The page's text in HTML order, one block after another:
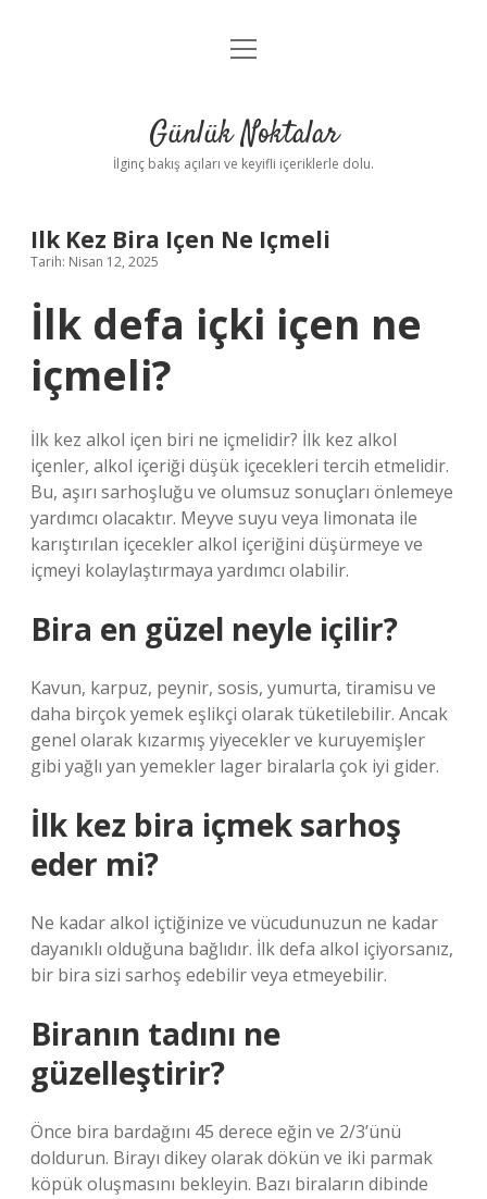
Anasayfa
Yasal Uyarı
menüyü
Günlük Noktalar
İlginç bakış açıları ve keyifli içeriklerle dolu.
Ilk Kez Bira Içen Ne Içmeli
Tarih: Nisan 12, 2025
İlk defa içki içen ne
içmeli?
İlk kez alkol içen biri ne içmelidir? İlk kez alkol
içenler, alkol içeriği düşük içecekleri tercih etmelidir.
Bu, aşırı sarhoşluğu ve olumsuz sonuçları önlemeye
yardımcı olacaktır. Meyve suyu veya limonata ile
karıştırılan içecekler alkol içeriğini düşürmeye ve
içmeyi kolaylaştırmaya yardımcı olabilir.
Bira en güzel neyle içilir?
Kavun, karpuz, peynir, sosis, yumurta, tiramisu ve
daha birçok yemek eşlikçi olarak tüketilebilir. Ancak
genel olarak kızarmış yiyecekler ve kuruyemişler
gibi yağlı yan yemekler lager biralarla çok iyi gider.
İlk kez bira içmek sarhoş
eder mi?
Ne kadar alkol içtiğinize ve vücudunuzun ne kadar
dayanıklı olduğuna bağlıdır. İlk defa alkol içiyorsanız,
bir bira sizi sarhoş edebilir veya etmeyebilir.
Biranın tadını ne
güzelleştirir?
Önce bira bardağını 45 derece eğin ve 2/3’ünü
doldurun. Birayı dikey olarak dökün ve iki parmak
köpük oluşmasını bekleyin. Bazı biraların dibinde